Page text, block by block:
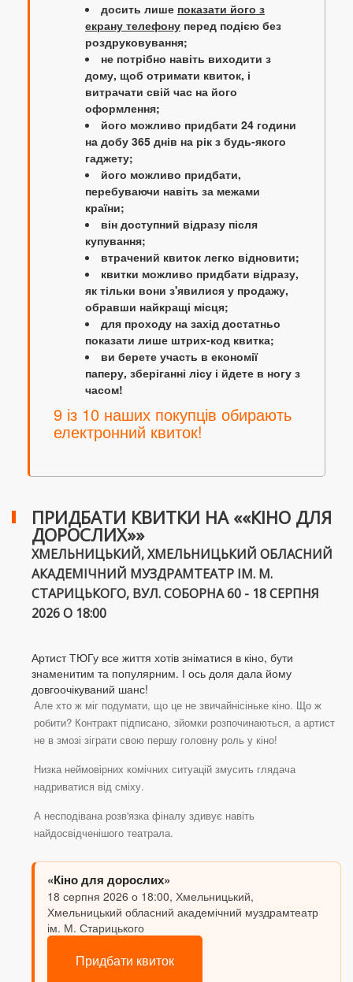
досить лише показати його з
екрану телефону перед подією без
роздруковування;
не потрібно навіть виходити з
дому, щоб отримати квиток, і
витрачати свій час на його
оформлення;
його можливо придбати 24 години
на добу 365 днів на рік з будь-якого
гаджету;
його можливо придбати,
перебуваючи навіть за межами
країни;
він доступний відразу після
купування;
втрачений квиток легко відновити;
квитки можливо придбати відразу,
як тільки вони з'явилися у продажу,
обравши найкращі місця;
для проходу на захід достатньо
показати лише штрих-код квитка;
ви берете участь в економії
паперу, зберіганні лісу і йдете в ногу з
часом!
9 із 10 наших покупців обирають
електронний квиток!
ПРИДБАТИ КВИТКИ НА ««КІНО ДЛЯ
ДОРОСЛИХ»»
ХМЕЛЬНИЦЬКИЙ, ХМЕЛЬНИЦЬКИЙ ОБЛАСНИЙ
АКАДЕМІЧНИЙ МУЗДРАМТЕАТР ІМ. М.
СТАРИЦЬКОГО, ВУЛ. СОБОРНА 60 - 18 СЕРПНЯ
2026 О 18:00
Артист ТЮГу все життя хотів зніматися в кіно, бути
знаменитим та популярним. І ось доля дала йому
довгоочікуваний шанс!
Але хто ж міг подумати, що це не звичайнісіньке кіно. Що ж
робити? Контракт підписано, зйомки розпочинаються, а артист
не в змозі зіграти свою першу головну роль у кіно!
Низка неймовірних комічних ситуацій змусить глядача
надриватися від сміху.
А несподівана розв'язка фіналу здивує навіть
найдосвідченішого театрала.
«Кіно для дорослих»
18 серпня 2026 о 18:00, Хмельницький,
Хмельницький обласний академічний муздрамтеатр
ім. М. Старицького
Придбати квиток